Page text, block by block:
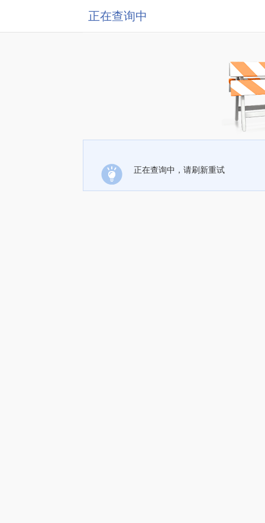
正在查询中
正在查询中，请刷新重试